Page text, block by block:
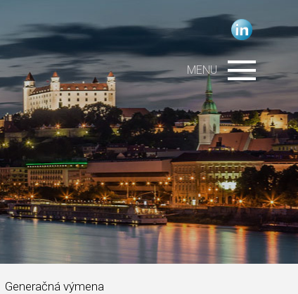
MENU
Generačná výmena